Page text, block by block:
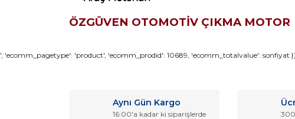
ÖZGÜVEN OTOMOTİV ÇIKMA MOTOR
Bu ürünün fiyat bilgisi, resim, ürün açıklamalarında ve
Ürün açıklamasında eksik bilgiler bulunuyor.
', 'ecomm_pagetype': 'product', 'ecomm_prodid': 10689, 'ecomm_totalvalue': sonfiyat
Aynı Gün Kargo
16:00'a kadar ki siparişlerde 300